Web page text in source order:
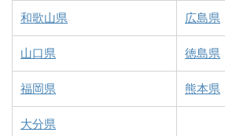
和歌山県 広島県
山口県 徳島県
福岡県 熊本県
大分県